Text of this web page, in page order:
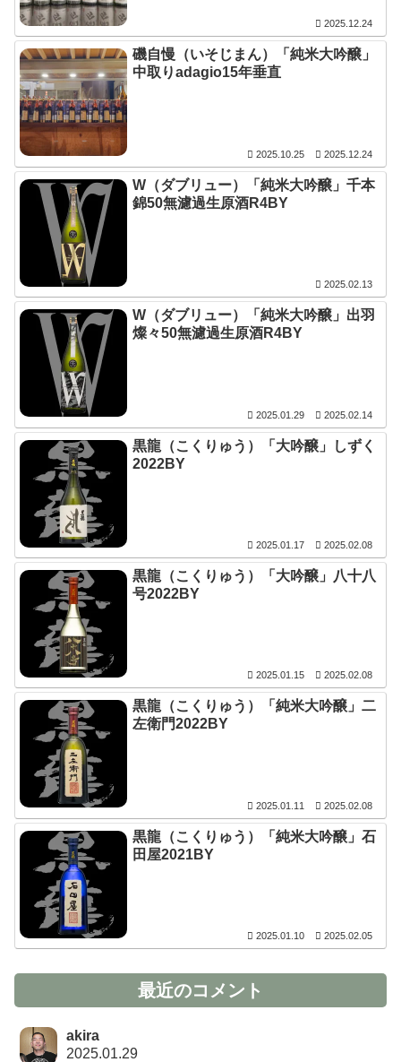
2025.12.24
磯自慢（いそじまん）「純米大吟醸」
中取りadagio15年垂直
2025.10.25 2025.12.24
W（ダブリュー）「純米大吟醸」千本
錦50無濾過生原酒R4BY
2025.02.13
W（ダブリュー）「純米大吟醸」出羽
燦々50無濾過生原酒R4BY
2025.01.29 2025.02.14
黒龍（こくりゅう）「大吟醸」しずく
2022BY
2025.01.17 2025.02.08
黒龍（こくりゅう）「大吟醸」八十八
号2022BY
2025.01.15 2025.02.08
黒龍（こくりゅう）「純米大吟醸」二
左衛門2022BY
2025.01.11 2025.02.08
黒龍（こくりゅう）「純米大吟醸」石
田屋2021BY
2025.01.10 2025.02.05
最近のコメント
akira
2025.01.29